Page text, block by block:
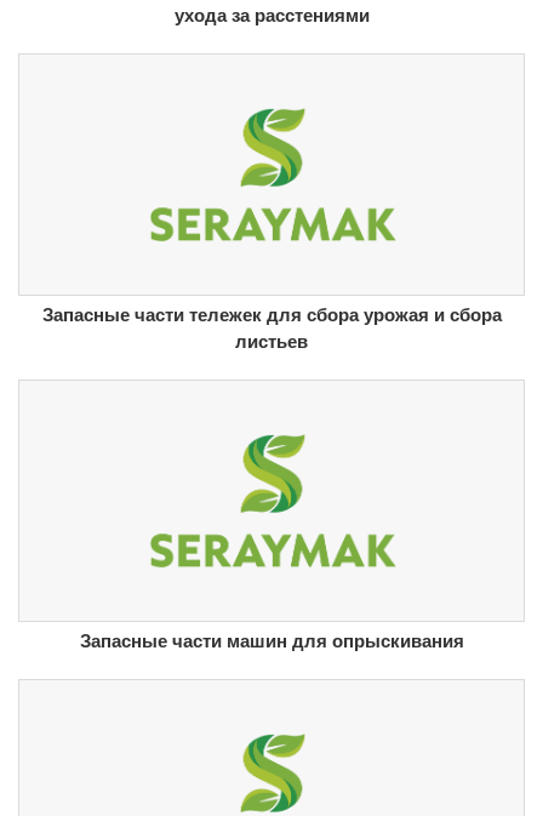
ухода за расстениями
Запасные части тележек для сбора урожая и сбора
листьев
Запасные части машин для опрыскивания